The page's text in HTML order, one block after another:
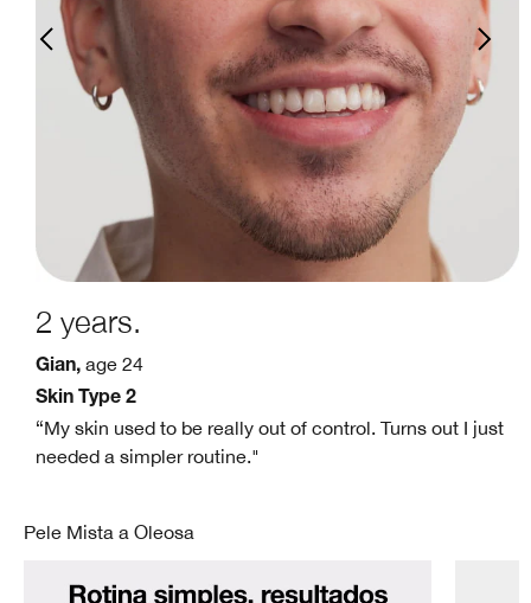
2 years.
Gian, age 24
Skin Type 2
“My skin used to be really out of control. Turns out I just
needed a simpler routine."
Pele Mista a Oleosa